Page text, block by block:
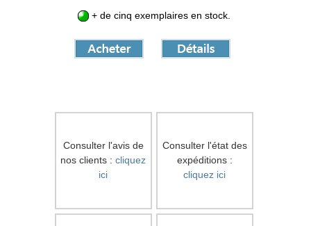
+ de cinq exemplaires en stock.
Consulter l'avis de
nos clients : cliquez
ici
Consulter l'état des
expéditions :
cliquez ici